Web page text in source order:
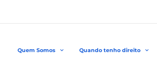
Quem Somos Quando tenho direito